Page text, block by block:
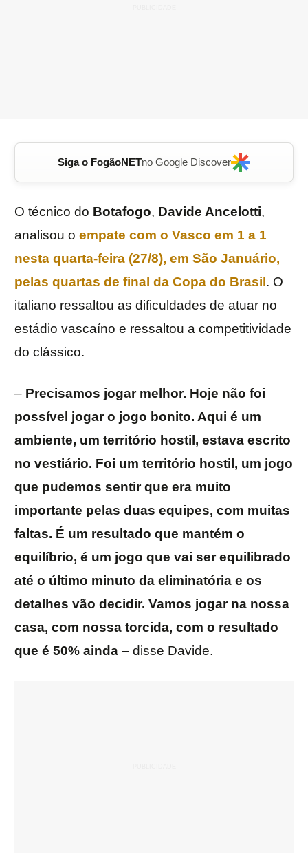
Siga o FogãoNETno Google Discover
O técnico do Botafogo, Davide Ancelotti,
analisou o empate com o Vasco em 1 a 1
nesta quarta-feira (27/8), em São Januário,
pelas quartas de final da Copa do Brasil . O
italiano ressaltou as dificuldades de atuar no
estádio vascaíno e ressaltou a competitividade
do clássico.
– Precisamos jogar melhor. Hoje não foi
possível jogar o jogo bonito. Aqui é um
ambiente, um território hostil, estava escrito
no vestiário. Foi um território hostil, um jogo
que pudemos sentir que era muito
importante pelas duas equipes, com muitas
faltas. É um resultado que mantém o
equilíbrio, é um jogo que vai ser equilibrado
até o último minuto da eliminatória e os
detalhes vão decidir. Vamos jogar na nossa
casa, com nossa torcida, com o resultado
que é 50% ainda – disse Davide.